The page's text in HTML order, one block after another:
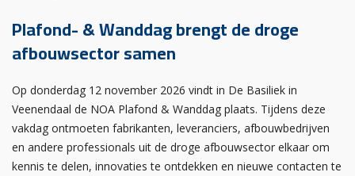
Plafond- & Wanddag brengt de droge
afbouwsector samen
Op donderdag 12 november 2026 vindt in De Basiliek in
Veenendaal de NOA Plafond & Wanddag plaats. Tijdens deze
vakdag ontmoeten fabrikanten, leveranciers, afbouwbedrijven
en andere professionals uit de droge afbouwsector elkaar om
kennis te delen, innovaties te ontdekken en nieuwe contacten te